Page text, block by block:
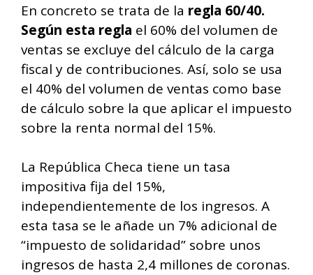
En concreto se trata de la regla 60/40.
Según esta regla el 60% del volumen de
ventas se excluye del cálculo de la carga
fiscal y de contribuciones. Así, solo se usa
el 40% del volumen de ventas como base
de cálculo sobre la que aplicar el impuesto
sobre la renta normal del 15%.
La República Checa tiene un tasa
impositiva fija del 15%,
independientemente de los ingresos. A
esta tasa se le añade un 7% adicional de
“impuesto de solidaridad” sobre unos
ingresos de hasta 2,4 millones de coronas.